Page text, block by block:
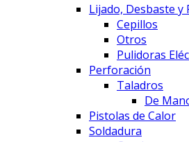
Lijado, Desbaste y
Cepillos
Otros
Pulidoras
Perforación
Taladros
De
Pistolas de Calor
Soldadura